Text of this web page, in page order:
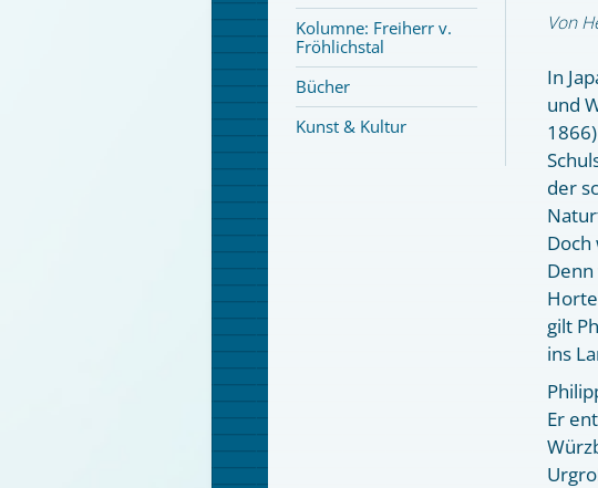
Kolumne: Freiherr v.
Fröhlichstal
Bücher
Kunst & Kultur
Von
In
und
der
Doch
gilt
ins
Er